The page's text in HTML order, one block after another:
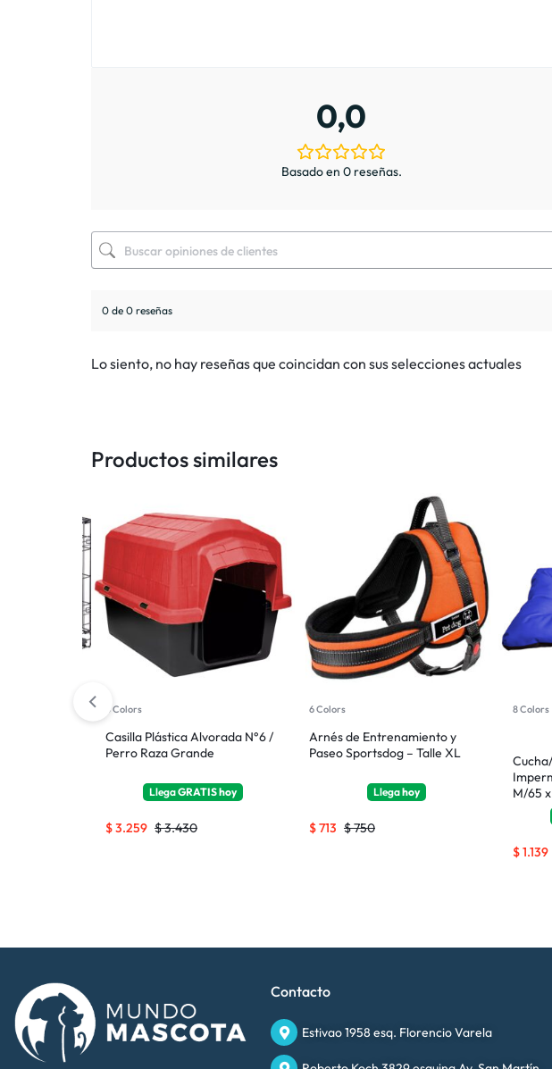
0,0
Basado en 0 reseñas.
0 de 0 reseñas
Lo siento, no hay reseñas que coincidan con sus selecciones actuales
Productos similares
5 Colors
Casilla Plástica Alvorada N°6 /
Perro Raza Grande
LlegaGRATIShoy
$3.430
$3.259
6 Colors
Arnés de Entrenamiento y
Paseo Sportsdog – Talle XL
Llegahoy
$750
$713
8 Colors
M/65
$1.139
Contacto
Estivao 1958 esq. Florencio Varela